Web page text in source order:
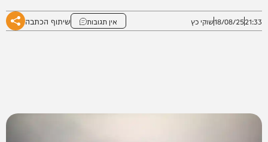
21:33
18/08/25שוקי כץ אין תגובות שיתוף הכתבה